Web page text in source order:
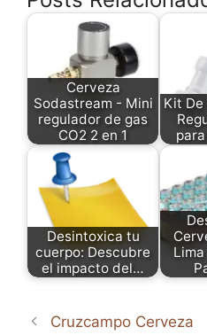
Cerveza
Sodastream - Mini
regulador de gas
CO2 2 en 1
Kit
Desintoxica tu
cuerpo: Descubre
el impacto del…
Cruzcampo Cerveza